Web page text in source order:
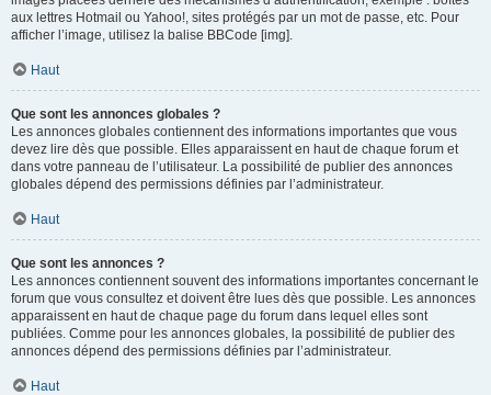
aux lettres Hotmail ou Yahoo!, sites protégés par un mot de passe, etc. Pour
afficher l’image, utilisez la balise BBCode [img].
Haut
Que sont les annonces globales ?
Les annonces globales contiennent des informations importantes que vous
devez lire dès que possible. Elles apparaissent en haut de chaque forum et
dans votre panneau de l’utilisateur. La possibilité de publier des annonces
globales dépend des permissions définies par l’administrateur.
Haut
Que sont les annonces ?
Les annonces contiennent souvent des informations importantes concernant le
forum que vous consultez et doivent être lues dès que possible. Les annonces
apparaissent en haut de chaque page du forum dans lequel elles sont
publiées. Comme pour les annonces globales, la possibilité de publier des
annonces dépend des permissions définies par l’administrateur.
Haut